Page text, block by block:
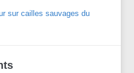
sur cailles sauvages du